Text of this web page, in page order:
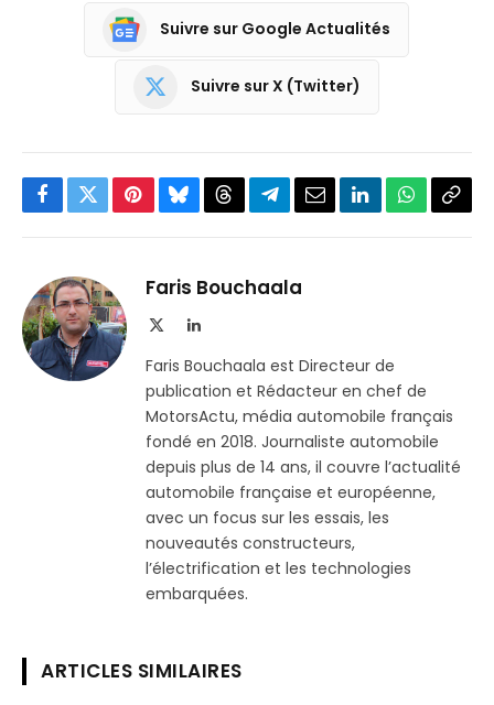
Suivre sur Google Actualités
Suivre sur X (Twitter)
Facebook
TwitterPinterestBlueskyThreadsPartager
Telegram
EmailLinkedInWhatsApp
Faris Bouchaala
LinkedIn
Faris Bouchaala est Directeur de
publication et Rédacteur en chef de
MotorsActu, média automobile français
fondé en 2018. Journaliste automobile
depuis plus de 14 ans, il couvre l’actualité
automobile française et européenne,
avec un focus sur les essais, les
nouveautés constructeurs,
l’électrification et les technologies
embarquées.
ARTICLES SIMILAIRES